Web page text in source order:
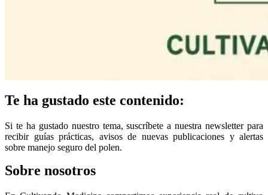
Te ha gustado este contenido:
Si te ha gustado nuestro tema, suscríbete a nuestra newsletter para
recibir guías prácticas, avisos de nuevas publicaciones y alertas
sobre manejo seguro del polen.
Sobre nosotros